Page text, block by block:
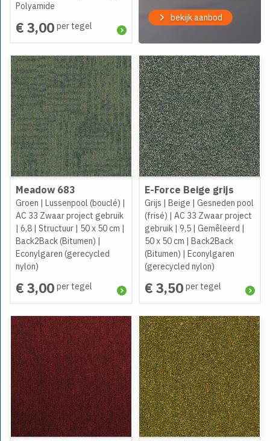
Polyamide
€ 3,00 per tegel
bekijk aanbod
Meadow 683
Groen | Lussenpool (bouclé) |
AC 33 Zwaar project gebruik
| 6,8 | Structuur | 50 x 50 cm |
Back2Back (Bitumen) |
Econylgaren (gerecycled
nylon)
€ 3,00 per tegel
E-Force Beige grijs
Grijs | Beige | Gesneden pool
(frisé) | AC 33 Zwaar project
gebruik| 9,5| Gemêleerd |
50 x 50 cm | Back2Back
(Bitumen) | Econylgaren
(gerecycled nylon)
€ 3,50 per tegel